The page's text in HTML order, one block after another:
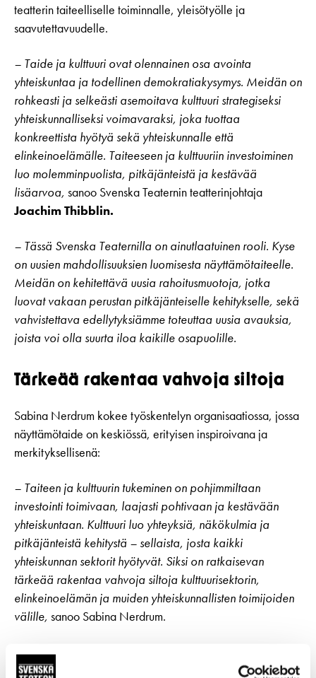
teatterin taiteelliselle toiminnalle, yleisötyölle ja
saavutettavuudelle.
– Taide ja kulttuuri ovat olennainen osa avointa
yhteiskuntaa ja todellinen demokratiakysymys. Meidän on
rohkeasti ja selkeästi asemoitava kulttuuri strategiseksi
yhteiskunnalliseksi voimavaraksi, joka tuottaa
konkreettista hyötyä sekä yhteiskunnalle että
elinkeinoelämälle. Taiteeseen ja kulttuuriin investoiminen
luo molemminpuolista, pitkäjänteistä ja kestävää
lisäarvoa, sanoo Svenska Teaternin teatterinjohtaja
Joachim Thibblin.
– Tässä Svenska Teaternilla on ainutlaatuinen rooli. Kyse
on uusien mahdollisuuksien luomisesta näyttämötaiteelle.
Meidän on kehitettävä uusia rahoitusmuotoja, jotka
luovat vakaan perustan pitkäjänteiselle kehitykselle, sekä
vahvistettava edellytyksiämme toteuttaa uusia avauksia,
joista voi olla suurta iloa kaikille osapuolille.
Tärkeää rakentaa vahvoja siltoja
Sabina Nerdrum kokee työskentelyn organisaatiossa, jossa
näyttämötaide on keskiössä, erityisen inspiroivana ja
merkityksellisenä:
– Taiteen ja kulttuurin tukeminen on pohjimmiltaan
investointi toimivaan, laajasti pohtivaan ja kestävään
yhteiskuntaan. Kulttuuri luo yhteyksiä, näkökulmia ja
pitkäjänteistä kehitystä – sellaista, josta kaikki
yhteiskunnan sektorit hyötyvät. Siksi on ratkaisevan
tärkeää rakentaa vahvoja siltoja kulttuurisektorin,
elinkeinoelämän ja muiden yhteiskunnallisten toimijoiden
välille, sanoo Sabina Nerdrum.
Sabina Nerdrumilla on laaja kokemus viestinnästä,
suhteiden rakentamisesta ja varainhankinnasta. Viime